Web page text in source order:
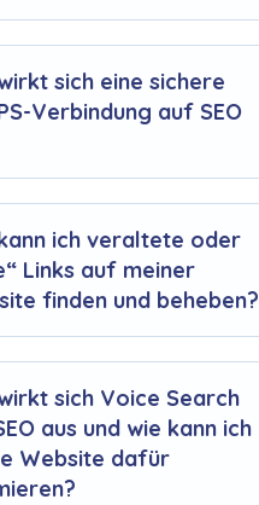
sich eine sichere
Verbindung auf SEO
ich veraltete oder
Links auf meiner
finden und beheben?
sich Voice Search
aus und wie kann ich
Website dafür